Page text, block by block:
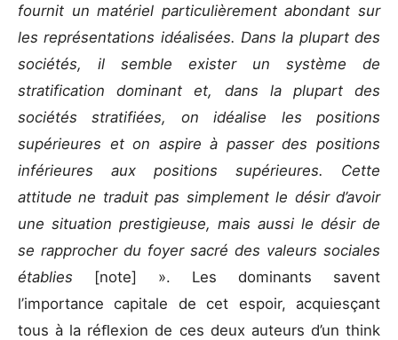
fournit un matériel particulièrement abondant sur
les représentations idéalisées. Dans la plupart des
sociétés, il semble exister un système de
stratification dominant et, dans la plupart des
sociétés stratifiées, on idéalise les positions
supérieures et on aspire à passer des positions
inférieures aux positions supérieures. Cette
attitude ne traduit pas simplement le désir d’avoir
une situation prestigieuse, mais aussi le désir de
se rapprocher du foyer sacré des valeurs sociales
établies [note] ». Les dominants savent
l’importance capitale de cet espoir, acquiesçant
tous à la réﬂexion de ces deux auteurs d’un think